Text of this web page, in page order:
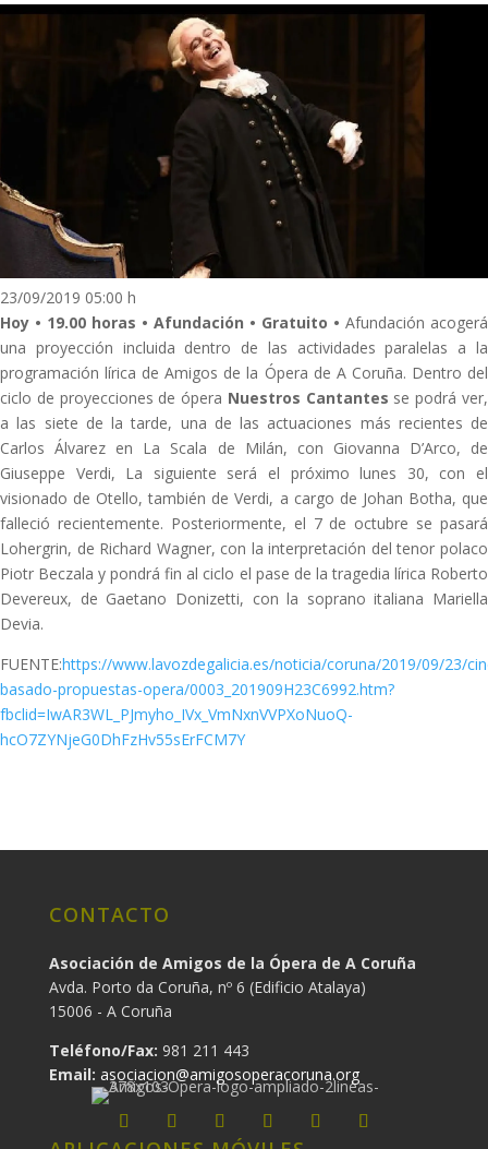
23/09/2019 05:00 h
Hoy • 19.00 horas • Afundación • Gratuito • Afundación acogerá
una proyección incluida dentro de las actividades paralelas a la
programación lírica de Amigos de la Ópera de A Coruña. Dentro del
ciclo de proyecciones de ópera Nuestros Cantantes se podrá ver,
a las siete de la tarde, una de las actuaciones más recientes de
Carlos Álvarez en La Scala de Milán, con Giovanna D’Arco, de
Giuseppe Verdi, La siguiente será el próximo lunes 30, con el
visionado de Otello, también de Verdi, a cargo de Johan Botha, que
falleció recientemente. Posteriormente, el 7 de octubre se pasará
Lohergrin, de Richard Wagner, con la interpretación del tenor polaco
Piotr Beczala y pondrá fin al ciclo el pase de la tragedia lírica Roberto
Devereux, de Gaetano Donizetti, con la soprano italiana Mariella
Devia.
FUENTE:https://www.lavozdegalicia.es/noticia/coruna/2019/09/23/
basado-propuestas-opera/0003_201909H23C6992.htm?
fbclid=IwAR3WL_PJmyho_IVx_VmNxnVVPXoNuoQ-
hcO7ZYNjeG0DhFzHv55sErFCM7Y
CONTACTO
Asociación de Amigos de la Ópera de A Coruña
Avda. Porto da Coruña, nº 6 (Edificio Atalaya)
15006 - A Coruña
Teléfono/Fax: 981 211 443
Email: asociacion@amigosoperacoruna.org